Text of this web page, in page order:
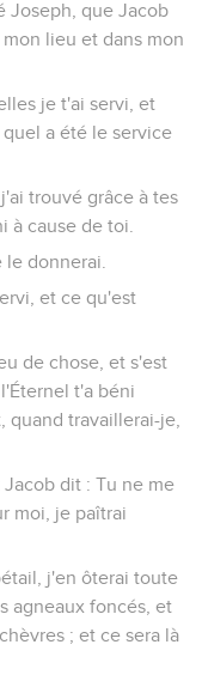
Joseph, que Jacob
lieu et dans mon
je t'ai servi, et
a été le service
trouvé grâce à tes
à cause de toi.
donnerai.
et ce qu'est
de chose, et s'est
t'a béni
quand travaillerai-je,
Jacob dit : Tu ne me
moi, je paîtrai
j'en ôterai toute
agneaux foncés, et
; et ce sera là